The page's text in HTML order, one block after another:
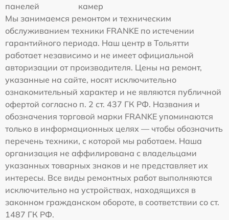
панелей
камер
Мы занимаемся ремонтом и техническим
обслуживанием техники FRANKE по истечении
гарантийного периода. Наш центр в Тольятти
работает независимо и не имеет официальной
авторизации от производителя. Цены на ремонт,
указанные на сайте, носят исключительно
ознакомительный характер и не являются публичной
офертой согласно п. 2 ст. 437 ГК РФ. Названия и
обозначения торговой марки FRANKE упоминаются
только в информационных целях — чтобы обозначить
перечень техники, с которой мы работаем. Наша
организация не аффилирована с владельцами
указанных товарных знаков и не представляет их
интересы. Все виды ремонтных работ выполняются
исключительно на устройствах, находящихся в
законном гражданском обороте, в соответствии со ст.
1487 ГК РФ.